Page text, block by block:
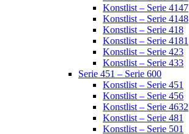
Konstlist – Serie 4147
Konstlist – Serie 4148
Konstlist – Serie 418
Konstlist – Serie 4181
Konstlist – Serie 423
Konstlist – Serie 433
Serie 451 – Serie 600
Konstlist – Serie 451
Konstlist – Serie 456
Konstlist – Serie 4632
Konstlist – Serie 481
Konstlist – Serie 501